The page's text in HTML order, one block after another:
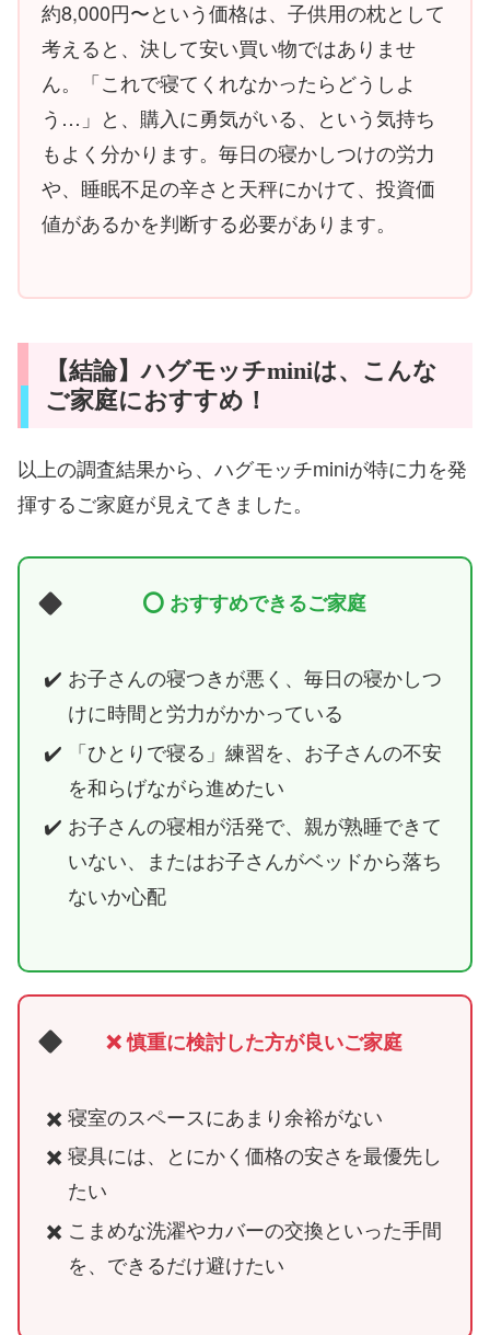
約8,000円〜という価格は、子供用の枕として
考えると、決して安い買い物ではありませ
ん。「これで寝てくれなかったらどうしよ
う…」と、購入に勇気がいる、という気持ち
もよく分かります。毎日の寝かしつけの労力
や、睡眠不足の辛さと天秤にかけて、投資価
値があるかを判断する必要があります。
【結論】ハグモッチminiは、こんな
ご家庭におすすめ！
以上の調査結果から、ハグモッチminiが特に力を発
揮するご家庭が見えてきました。
⭕️ おすすめできるご家庭
お子さんの寝つきが悪く、毎日の寝かしつ
けに時間と労力がかかっている
「ひとりで寝る」練習を、お子さんの不安
を和らげながら進めたい
お子さんの寝相が活発で、親が熟睡できて
いない、またはお子さんがベッドから落ち
ないか心配
❌ 慎重に検討した方が良いご家庭
寝室のスペースにあまり余裕がない
寝具には、とにかく価格の安さを最優先し
たい
こまめな洗濯やカバーの交換といった手間
を、できるだけ避けたい